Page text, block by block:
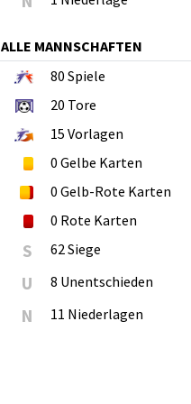
ALLE MANNSCHAFTEN
80 Spiele
20 Tore
15 Vorlagen
0 Gelbe Karten
0 Gelb-Rote Karten
0 Rote Karten
S 62 Siege
U 8 Unentschieden
N 11 Niederlagen